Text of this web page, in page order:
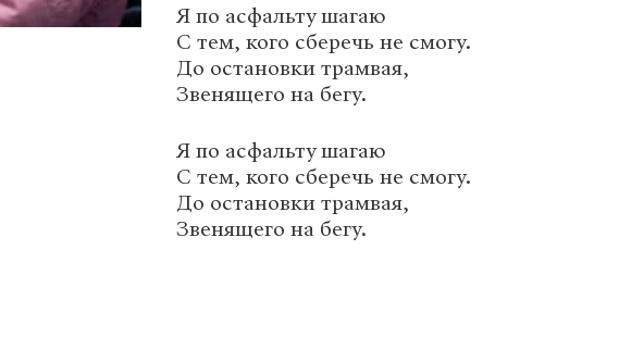
Я по асфальту шагаю
С тем, кого сберечь не смогу.
До остановки трамвая,
Звенящего на бегу.
Я по асфальту шагаю
С тем, кого сберечь не смогу.
До остановки трамвая,
Звенящего на бегу.